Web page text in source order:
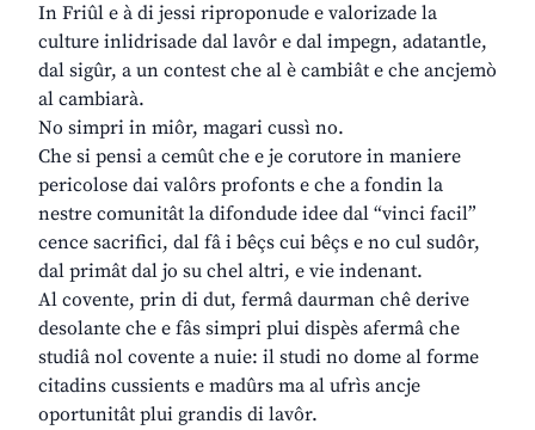
In Friûl e à di jessi riproponude e valorizade la
culture inlidrisade dal lavôr e dal impegn, adatantle,
dal sigûr, a un contest che al è cambiât e che ancjemò
al cambiarà.
No simpri in miôr, magari cussì no.
Che si pensi a cemût che e je corutore in maniere
pericolose dai valôrs profonts e che a fondin la
nestre comunitât la difondude idee dal “vinci facil”
cence sacrifici, dal fâ i bêçs cui bêçs e no cul sudôr,
dal primât dal jo su chel altri, e vie indenant.
Al covente, prin di dut, fermâ daurman chê derive
desolante che e fâs simpri plui dispès afermâ che
studiâ nol covente a nuie: il studi no dome al forme
citadins cussients e madûrs ma al ufrìs ancje
oportunitât plui grandis di lavôr.